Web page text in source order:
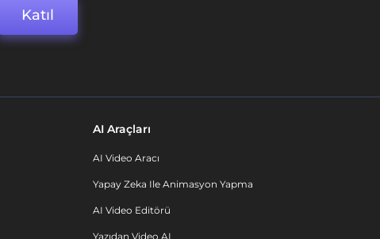
Katıl
AI Araçları
AI Video Aracı
Yapay Zeka Ile Animasyon Yapma
AI Video Editörü
Yazıdan Video AI